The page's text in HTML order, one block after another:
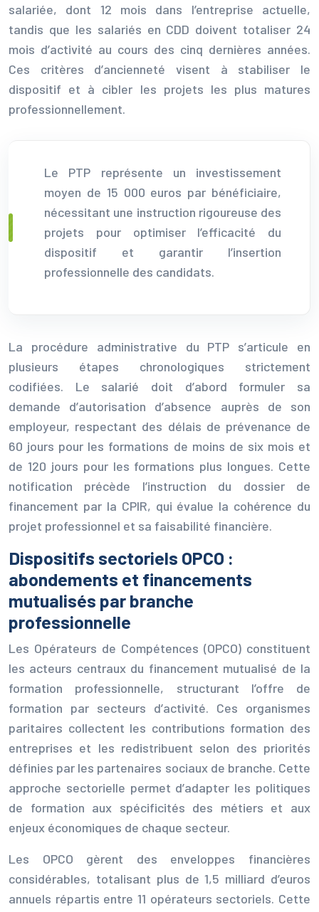
salariée, dont 12 mois dans l’entreprise actuelle,
tandis que les salariés en CDD doivent totaliser 24
mois d’activité au cours des cinq dernières années.
Ces critères d’ancienneté visent à stabiliser le
dispositif et à cibler les projets les plus matures
professionnellement.
Le PTP représente un investissement
moyen de 15 000 euros par bénéficiaire,
nécessitant une instruction rigoureuse des
projets pour optimiser l’efficacité du
dispositif et garantir l’insertion
professionnelle des candidats.
La procédure administrative du PTP s’articule en
plusieurs étapes chronologiques strictement
codifiées. Le salarié doit d’abord formuler sa
demande d’autorisation d’absence auprès de son
employeur, respectant des délais de prévenance de
60 jours pour les formations de moins de six mois et
de 120 jours pour les formations plus longues. Cette
notification précède l’instruction du dossier de
financement par la CPIR, qui évalue la cohérence du
projet professionnel et sa faisabilité financière.
Dispositifs sectoriels OPCO :
abondements et financements
mutualisés par branche
professionnelle
Les Opérateurs de Compétences (OPCO) constituent
les acteurs centraux du financement mutualisé de la
formation professionnelle, structurant l’offre de
formation par secteurs d’activité. Ces organismes
paritaires collectent les contributions formation des
entreprises et les redistribuent selon des priorités
définies par les partenaires sociaux de branche. Cette
approche sectorielle permet d’adapter les politiques
de formation aux spécificités des métiers et aux
enjeux économiques de chaque secteur.
Les OPCO gèrent des enveloppes financières
considérables, totalisant plus de 1,5 milliard d’euros
annuels répartis entre 11 opérateurs sectoriels. Cette